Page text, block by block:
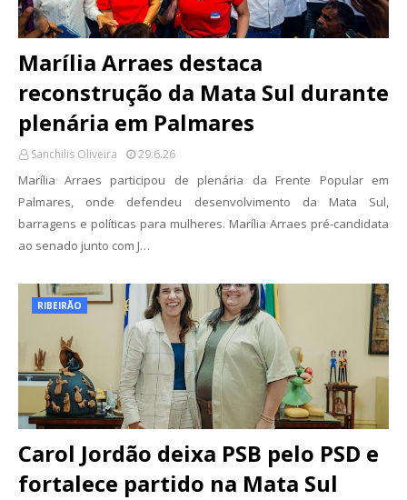
Marília Arraes destaca
reconstrução da Mata Sul durante
plenária em Palmares
Sanchilis Oliveira 29.6.26
Marília Arraes participou de plenária da Frente Popular em
Palmares, onde defendeu desenvolvimento da Mata Sul,
barragens e políticas para mulheres. Marília Arraes pré-candidata
ao senado junto com J…
RIBEIRÃO
Carol Jordão deixa PSB pelo PSD e
fortalece partido na Mata Sul